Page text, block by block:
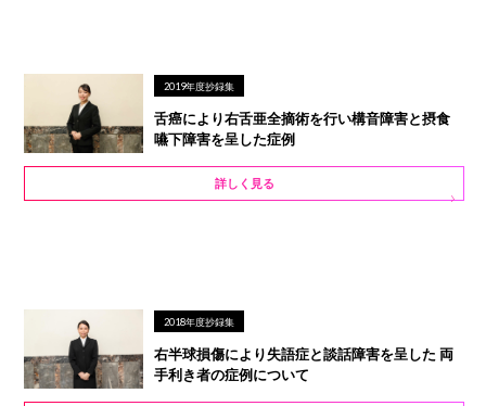
2019年度抄録集
舌癌により右舌亜全摘術を行い構音障害と摂食
嚥下障害を呈した症例
詳しく見る
2018年度抄録集
右半球損傷により失語症と談話障害を呈した 両
手利き者の症例について